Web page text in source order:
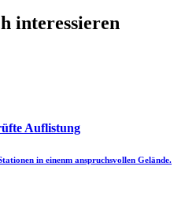
interessieren
in einenm anspruchsvollen Gelände.